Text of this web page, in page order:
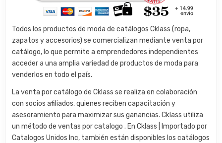
Todos los productos de moda de catálogos Cklass (ropa,
zapatos y accesorios) se comercializan mediante venta por
catálogo, lo que permite a emprendedores independientes
acceder a una amplia variedad de productos de moda para
venderlos en todo el país.
La venta por catálogo de Cklass se realiza en colaboración
con socios afiliados, quienes reciben capacitación y
asesoramiento para maximizar sus ganancias. Cklass utiliza
un método de ventas por catalogo . En Cklass | Importado por
Catalogos Unidos Inc, también están disponibles los catálogos